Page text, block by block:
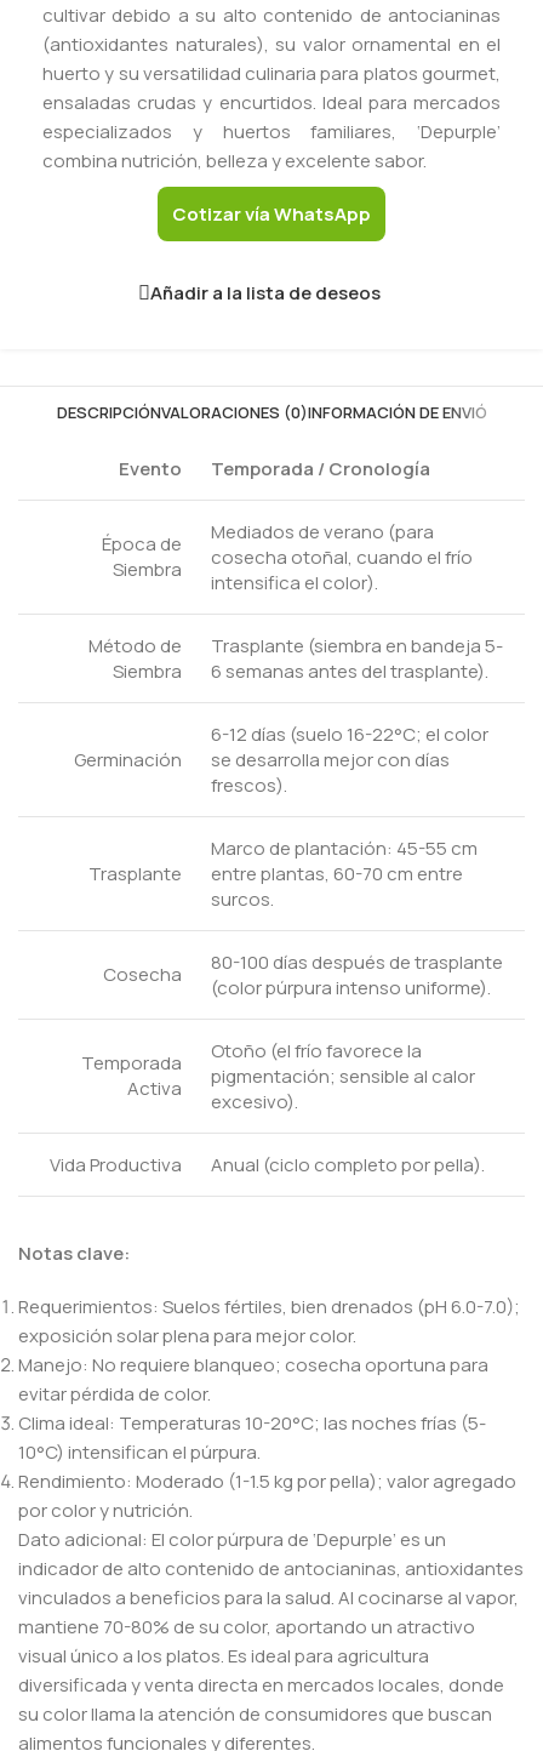
cultivar debido a su alto contenido de antocianinas
(antioxidantes naturales), su valor ornamental en el
huerto y su versatilidad culinaria para platos gourmet,
ensaladas crudas y encurtidos. Ideal para mercados
especializados y huertos familiares, ‘Depurple’
combina nutrición, belleza y excelente sabor.
Cotizar vía WhatsApp
Añadir a la lista de deseos
DESCRIPCIÓNVALORACIONES (0)INFORMACIÓN DE ENVIÓ
Evento Temporada / Cronología
Época de
Siembra
Mediados de verano (para
cosecha otoñal, cuando el frío
intensifica el color).
Método de
Siembra
Trasplante (siembra en bandeja 5-
6 semanas antes del trasplante).
Germinación
6-12 días (suelo 16-22°C; el color
se desarrolla mejor con días
frescos).
Trasplante
Marco de plantación: 45-55 cm
entre plantas, 60-70 cm entre
surcos.
Cosecha
80-100 días después de trasplante
(color púrpura intenso uniforme).
Temporada
Activa
Otoño (el frío favorece la
pigmentación; sensible al calor
excesivo).
Vida Productiva Anual (ciclo completo por pella).
Notas clave:
Requerimientos: Suelos fértiles, bien drenados (pH 6.0-7.0);
exposición solar plena para mejor color.
Manejo: No requiere blanqueo; cosecha oportuna para
evitar pérdida de color.
Clima ideal: Temperaturas 10-20°C; las noches frías (5-
10°C) intensifican el púrpura.
Rendimiento: Moderado (1-1.5 kg por pella); valor agregado
por color y nutrición.
Dato adicional: El color púrpura de ‘Depurple’ es un
indicador de alto contenido de antocianinas, antioxidantes
vinculados a beneficios para la salud. Al cocinarse al vapor,
mantiene 70-80% de su color, aportando un atractivo
visual único a los platos. Es ideal para agricultura
diversificada y venta directa en mercados locales, donde
su color llama la atención de consumidores que buscan
alimentos funcionales y diferentes.